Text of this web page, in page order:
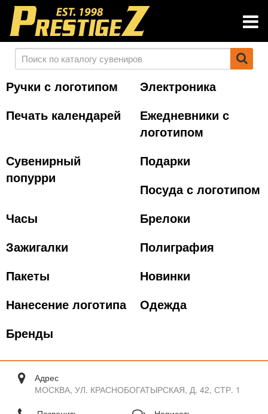
Ручки с логотипом
Электроника
Печать календарей
Ежедневники с
логотипом
Сувенирный
попурри
Подарки
Посуда с логотипом
Часы
Брелоки
Зажигалки
Полиграфия
Пакеты
Новинки
Нанесение логотипа
Одежда
Бренды
Адрес
МОСКВА, УЛ. КРАСНОБОГАТЫРСКАЯ, Д. 42, СТР. 1